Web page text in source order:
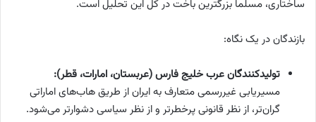
ساختاری، مسلما بزرگترین باخت در کل این تحلیل است.
بازندگان در یک نگاه:
تولیدکنندگان عرب خلیج فارس (عربستان، امارات، قطر):
مسیریابی غیررسمی متعارف به ایران از طریق هاب‌های اماراتی
گران‌تر، از نظر قانونی پرخطرتر و از نظر سیاسی دشوارتر می‌شود.